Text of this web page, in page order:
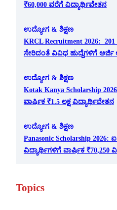
₹60,000 ವರೆಗೆ ವಿದ್ಯಾರ್ಥಿವೇತನ
ಉದ್ಯೋಗ & ಶಿಕ್ಷಣ
KRCL Recruitment 2026:
ಸೇರಿದಂತೆ ವಿವಿಧ ಹುದ್ದೆಗಳಿಗೆ ಅರ್ಜಿ
ಉದ್ಯೋಗ & ಶಿಕ್ಷಣ
Kotak Kanya Scholarship
ವಾರ್ಷಿಕ ₹1.5 ಲಕ್ಷ ವಿದ್ಯಾರ್ಥಿವೇತನ
ಉದ್ಯೋಗ & ಶಿಕ್ಷಣ
Panasonic Scholarship 2026:
ವಿದ್ಯಾರ್ಥಿಗಳಿಗೆ ವಾರ್ಷಿಕ ₹70,250
Topics